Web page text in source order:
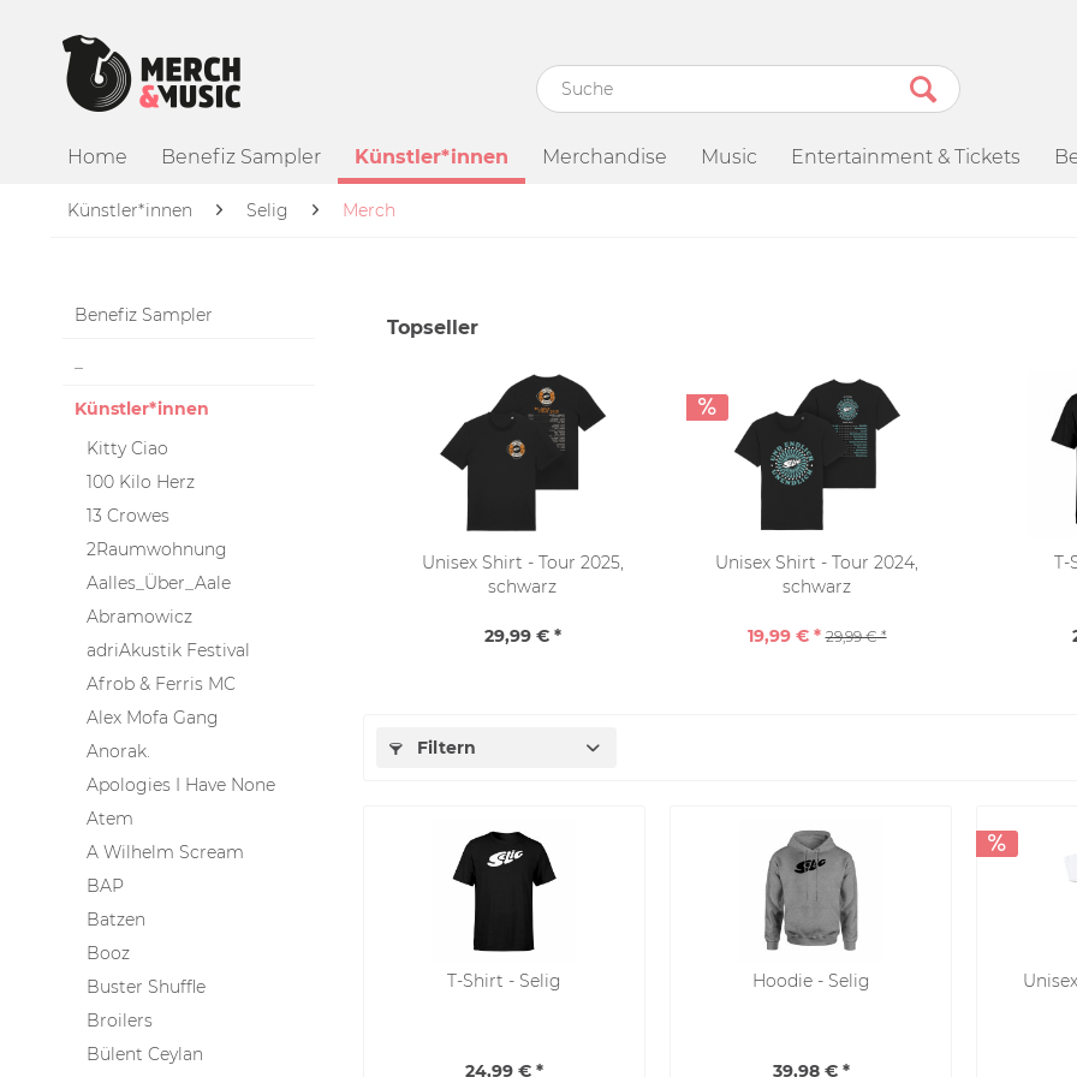
Home Benefiz Sampler Künstler*innen Merchandise Music Entertainment & Tickets
Künstler*innen Selig Merch
Benefiz Sampler
Künstler*innen
Kitty Ciao
100 Kilo Herz
13 Crowes
2Raumwohnung
Aalles_Über_Aale
Abramowicz
adriAkustik Festival
Afrob & Ferris MC
Alex Mofa Gang
Anorak.
Apologies I Have None
Atem
A Wilhelm Scream
BAP
Batzen
Booz
Buster Shuffle
Broilers
Bülent Ceylan
Topseller
Unisex Shirt - Tour 2025,
schwarz
29,99 € *
Unisex Shirt - Tour 2024,
schwarz
19,99 € * 29,99 € *
T-
Filtern
T-Shirt - Selig
24,99 € *
Hoodie - Selig
39,98 € *